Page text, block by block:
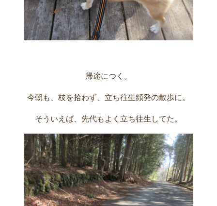
帰途につく。
今朝も、枝を拾わず、立ち往生頻発の散歩に。
そういえば、先代もよく立ち往生してた。